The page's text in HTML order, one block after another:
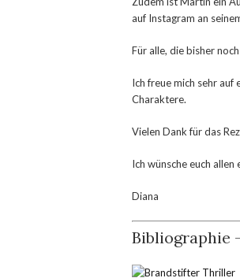
auf Instagram an
Für alle, die bisher
Ich freue mich sehr auf
Charaktere.
Vielen Dank für das
Ich wünsche euch
Diana
Bibliographie